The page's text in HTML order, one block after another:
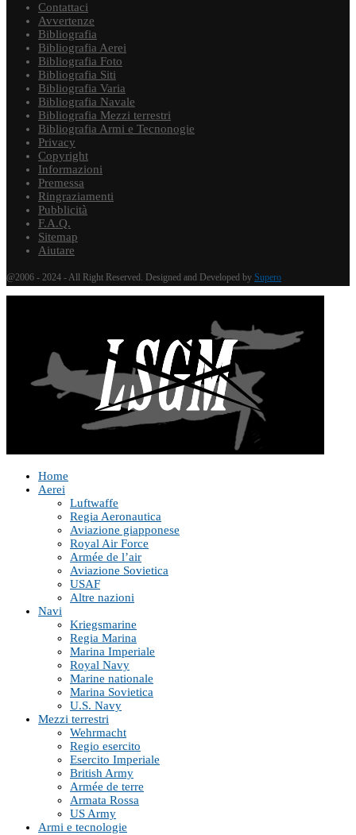
Contattaci
Avvertenze
Bibliografia
Bibliografia Aerei
Bibliografia Foto
Bibliografia Siti
Bibliografia Varia
Bibliografia Navale
Bibliografia Mezzi terrestri
Bibliografia Armi e Tecnonogie
Privacy
Copyright
Informazioni
Premessa
Ringraziamenti
Pubblicità
F.A.Q.
Sitemap
Aiutare
@2006 - 2024 - All Right Reserved. Designed and Developed by Supero
Home
Aerei
Luftwaffe
Regia Aeronautica
Aviazione giapponese
Royal Air Force
Armée de l’air
Aviazione Sovietica
USAF
Altre nazioni
Navi
Kriegsmarine
Regia Marina
Marina Imperiale
Royal Navy
Marine nationale
Marina Sovietica
U.S. Navy
Mezzi terrestri
Wehrmacht
Regio esercito
Esercito Imperiale
British Army
Armée de terre
Armata Rossa
US Army
Armi e tecnologie